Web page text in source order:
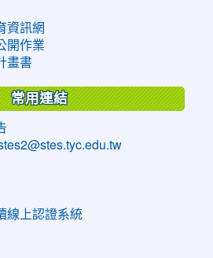
資訊網
開作業
畫書
常用連結
線上認證系統